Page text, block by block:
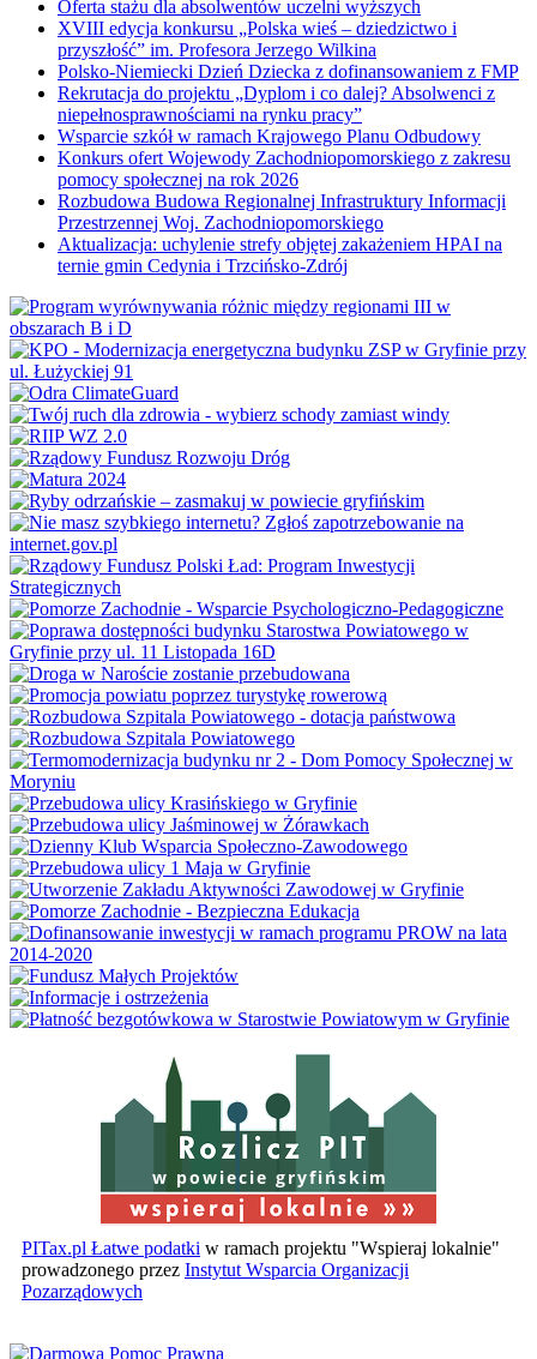
Oferta stażu dla absolwentów uczelni wyższych
XVIII edycja konkursu „Polska wieś – dziedzictwo i
przyszłość” im. Profesora Jerzego Wilkina
Polsko-Niemiecki Dzień Dziecka z dofinansowaniem z FMP
Rekrutacja do projektu „Dyplom i co dalej? Absolwenci z
niepełnosprawnościami na rynku pracy”
Wsparcie szkół w ramach Krajowego Planu Odbudowy
Konkurs ofert Wojewody Zachodniopomorskiego z zakresu
pomocy społecznej na rok 2026
Rozbudowa Budowa Regionalnej Infrastruktury Informacji
Przestrzennej Woj. Zachodniopomorskiego
Aktualizacja: uchylenie strefy objętej zakażeniem HPAI na
ternie gmin Cedynia i Trzcińsko-Zdrój
w powiecie gryfińskim
PITax.pl Łatwe podatki w ramach projektu "Wspieraj lokalnie"
prowadzonego przez Instytut Wsparcia Organizacji
Pozarządowych